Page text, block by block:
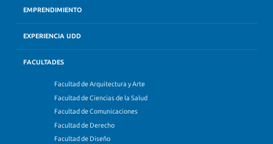
EMPRENDIMIENTO
EXPERIENCIA UDD
FACULTADES
Facultad de Arquitectura y Arte
Facultad de Ciencias de la Salud
Facultad de Comunicaciones
Facultad de Derecho
Facultad de Diseño